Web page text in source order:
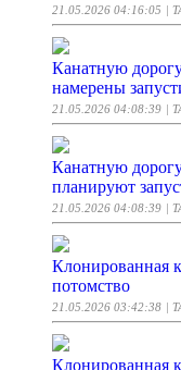
21.05.2026 04:16:05 |
Канатную
намерены
21.05.2026 04:08:39 |
Канатную
планируют
21.05.2026 04:08:39 |
Клонированная
потомство
21.05.2026 03:42:38 |
Клонированная